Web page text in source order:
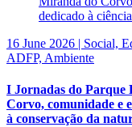
16 June 2026 | Social,
ADFP, Ambiente
I Jornadas do Parque
Corvo, comunidade e
à conservação da